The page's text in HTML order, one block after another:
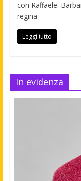
con Raffaele.
regina
Leggi tutto
In evidenza